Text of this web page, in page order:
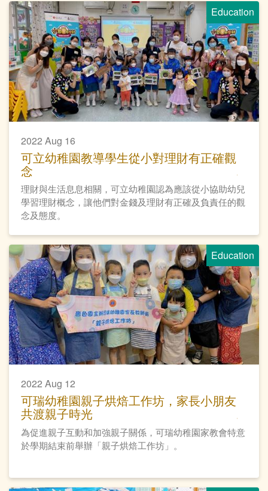
Education
2022 Aug 16
可立幼稚園教導學生從小對理財有正確觀
念
理財與生活息息相關，可立幼稚園認為應該從小協助幼兒
學習理財概念，讓他們對金錢及理財有正確及負責任的觀
念及態度。
Education
2022 Aug 12
可瑞幼稚園親子烘焙工作坊，家長小朋友
共渡親子時光
為促進親子互動和加強親子關係，可瑞幼稚園家教會特意
於學期結束前舉辦「親子烘焙工作坊」。